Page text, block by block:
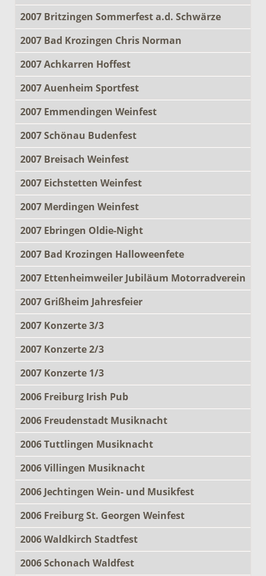
2007 Britzingen Sommerfest a.d. Schwärze
2007 Bad Krozingen Chris Norman
2007 Achkarren Hoffest
2007 Auenheim Sportfest
2007 Emmendingen Weinfest
2007 Schönau Budenfest
2007 Breisach Weinfest
2007 Eichstetten Weinfest
2007 Merdingen Weinfest
2007 Ebringen Oldie-Night
2007 Bad Krozingen Halloweenfete
2007 Ettenheimweiler Jubiläum Motorradverein
2007 Grißheim Jahresfeier
2007 Konzerte 3/3
2007 Konzerte 2/3
2007 Konzerte 1/3
2006 Freiburg Irish Pub
2006 Freudenstadt Musiknacht
2006 Tuttlingen Musiknacht
2006 Villingen Musiknacht
2006 Jechtingen Wein- und Musikfest
2006 Freiburg St. Georgen Weinfest
2006 Waldkirch Stadtfest
2006 Schonach Waldfest